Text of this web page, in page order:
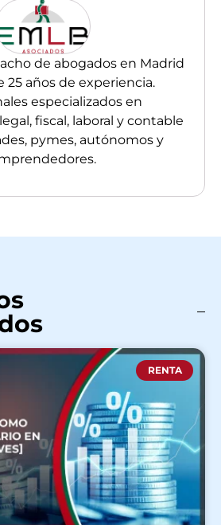
de abogados en Madrid
25 años de experiencia.
especializados en
fiscal, laboral y contable
pymes, autónomos y
RENTA